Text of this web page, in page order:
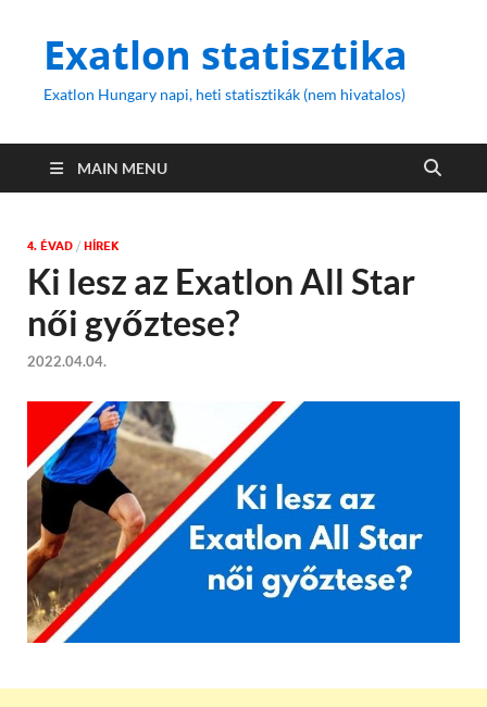
Exatlon statisztika
Exatlon Hungary napi, heti statisztikák (nem hivatalos)
MAIN MENU
4. ÉVAD / HÍREK
Ki lesz az Exatlon All Star
női győztese?
2022.04.04.